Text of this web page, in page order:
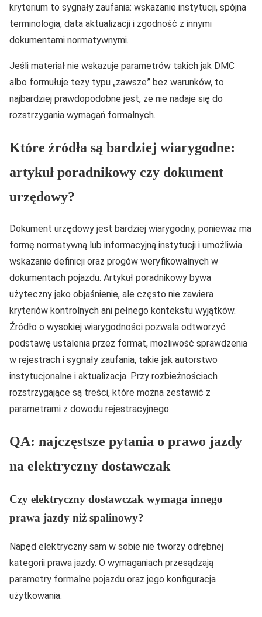
kryterium to sygnały zaufania: wskazanie instytucji, spójna
terminologia, data aktualizacji i zgodność z innymi
dokumentami normatywnymi.
Jeśli materiał nie wskazuje parametrów takich jak DMC
albo formułuje tezy typu „zawsze” bez warunków, to
najbardziej prawdopodobne jest, że nie nadaje się do
rozstrzygania wymagań formalnych.
Które źródła są bardziej wiarygodne:
artykuł poradnikowy czy dokument
urzędowy?
Dokument urzędowy jest bardziej wiarygodny, ponieważ ma
formę normatywną lub informacyjną instytucji i umożliwia
wskazanie definicji oraz progów weryfikowalnych w
dokumentach pojazdu. Artykuł poradnikowy bywa
użyteczny jako objaśnienie, ale często nie zawiera
kryteriów kontrolnych ani pełnego kontekstu wyjątków.
Źródło o wysokiej wiarygodności pozwala odtworzyć
podstawę ustalenia przez format, możliwość sprawdzenia
w rejestrach i sygnały zaufania, takie jak autorstwo
instytucjonalne i aktualizacja. Przy rozbieżnościach
rozstrzygające są treści, które można zestawić z
parametrami z dowodu rejestracyjnego.
QA: najczęstsze pytania o prawo jazdy
na elektryczny dostawczak
Czy elektryczny dostawczak wymaga innego
prawa jazdy niż spalinowy?
Napęd elektryczny sam w sobie nie tworzy odrębnej
kategorii prawa jazdy. O wymaganiach przesądzają
parametry formalne pojazdu oraz jego konfiguracja
użytkowania.